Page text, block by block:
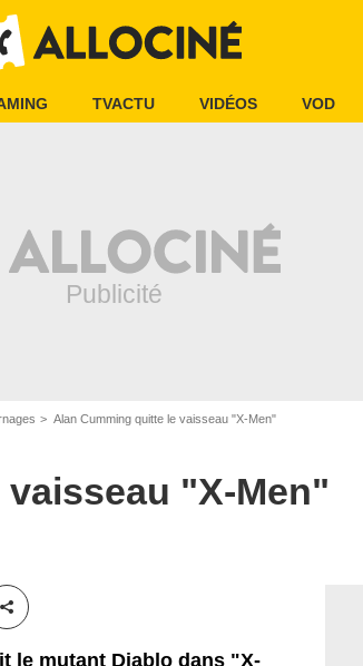
TVACTU VIDÉOS VOD
Alan Cumming quitte le vaisseau "X-Men"
"X-Men"
Partager cet article
le mutant Diablo dans "X-